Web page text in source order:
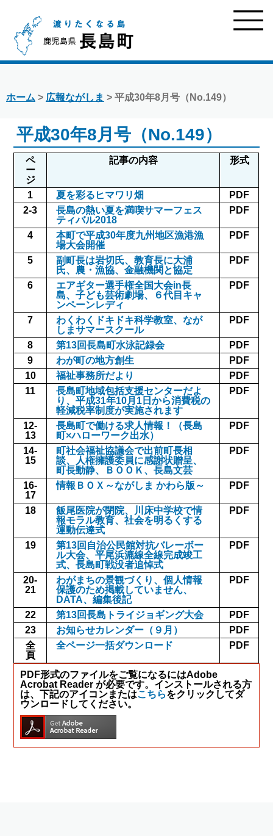
ホーム > 広報ながしま > 平成30年8月号（No.149）
平成30年8月号（No.149）
ペ
ー
ジ
記事の内容 形式
1 夏を彩るヒマワリ畑
PDF
2-3
長島の熱い夏を満喫サマーフェス
ティバル2018
PDF
4
本町で平成30年度九州地区漁港漁
場大会開催
PDF
5
副町長は岩切氏、教育長に大浦
氏、農・漁協、金融機関と協定
PDF
6
エアギター選手権全国大会in長
島、子ども芸術劇場、６代目キャ
ンペーンレディ
PDF
7
わくわくドキドキ科学教室、なが
しまサマースクール
PDF
8 第13回長島町水泳記録会
PDF
9
わが町の地方創生
PDF
10
福祉事務所だより
PDF
11
長島町地域包括支援センターだよ
り、平成31年10月1日から消費税の
軽減税率制度が実施されます
PDF
12-
13
長島町で働ける求人情報！（長島
町×ハローワーク出水）
PDF
14-
15
町社会福祉協議会で出前町長相
談、人権擁護委員に感謝状贈呈、
町長動静、ＢＯＯＫ、長島文芸
PDF
16-
17
情報ＢＯＸ～ながしま かわら版～ PDF
18
飯尾医院が閉院、川床中学校で情
報モラル教育、社会を明るくする
運動伝達式
PDF
19
第13回自治公民館対抗バレーボー
ル大会、平尾浜漉線全線完成竣工
式、長島町戦没者追悼式
PDF
20-
21
わがまちの景観づくり、個人情報
保護のため掲載していません、
DATA、編集後記
PDF
22 第13回長島トライジョギング大会
PDF
23
お知らせカレンダー（９月）
PDF
全
頁
全ページ一括ダウンロード PDF
PDF形式のファイルをご覧になるにはAdobe
Acrobat Reader が必要です。インストールされる方
は、下記のアイコンまたはこちらをクリックしてダ
ウンロードしてください。